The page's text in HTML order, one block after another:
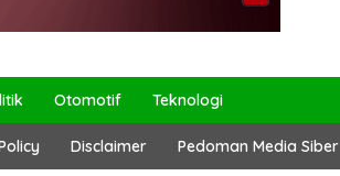
Otomotif Teknologi
Disclaimer Pedoman Media Siber